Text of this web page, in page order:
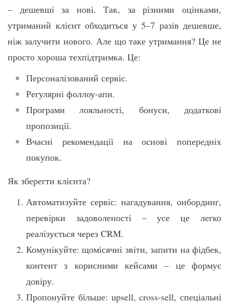
– дешевші за нові. Так, за різними оцінками,
утриманий клієнт обходиться у 5–7 разів дешевше,
ніж залучити нового. Але що таке утримання? Це не
просто хороша техпідтримка. Це:
Персоналізований сервіс.
Регулярні фоллоу-апи.
Програми лояльності, бонуси, додаткові
пропозиції.
Вчасні рекомендації на основі попередніх
покупок.
Як зберегти клієнта?
Автоматизуйте сервіс: нагадування, онбординг,
перевірки задоволеності – усе це легко
реалізується через CRM.
Комунікуйте: щомісячні звіти, запити на фідбек,
контент з корисними кейсами – це формує
довіру.
Пропонуйте більше: upsell, cross-sell, спеціальні